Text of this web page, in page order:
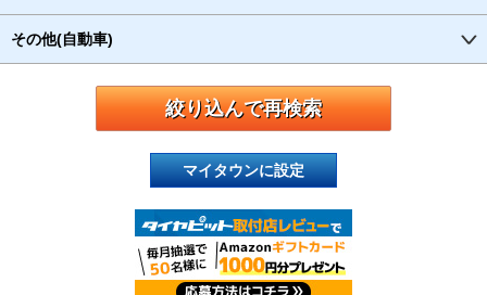
その他(自動車)
マイタウンに設定